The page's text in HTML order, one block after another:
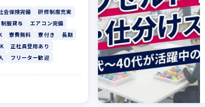
会保険完備
研修制度充実
制服貸与
エアコン完備
寮費無料 寮付き
長期
正社員登用あり
フリーター歓迎